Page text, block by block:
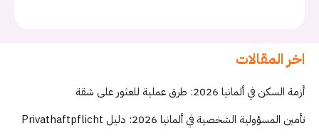
اخر المقالات
أزمة السكن في ألمانيا 2026: طرق عملية للعثور على شقة
تأمين المسؤولية الشخصية في ألمانيا 2026: دليل Privathaftpflicht